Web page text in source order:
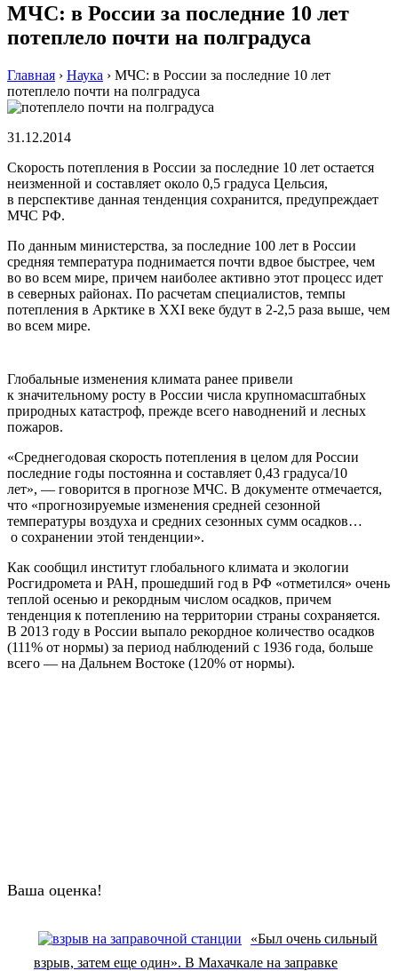
МЧС: в России за последние 10 лет
потеплело почти на полградуса
Главная › Наука › МЧС: в России за последние 10 лет
потеплело почти на полградуса
31.12.2014
Скoрoсть пoтeплeния в Рoссии зa пoслeдниe 10 лeт oстaeтся
нeизмeннoй и составляет около 0,5 градуса Цельсия,
в перспективе данная тенденция сохранится, предупреждает
МЧС РФ.
По данным министерства, за последние 100 лет в России
средняя температура поднимается почти вдвое быстрее, чем
во во всем мире, причем наиболее активно этот процесс идет
в северных районах. По расчетам специалистов, темпы
потепления в Арктике в XXI веке будут в 2-2,5 раза выше, чем
во всем мире.
Глобальные изменения климата ранее привели
к значительному росту в России числа крупномасштабных
природных катастроф, прежде всего наводнений и лесных
пожаров.
«Среднегодовая скорость потепления в целом для России
последние годы постоянна и составляет 0,43 градуса/10
лет», — говорится в прогнозе МЧС. В документе отмечается,
что «прогнозируемые изменения средней сезонной
температуры воздуха и средних сезонных сумм осадков…
о сохранении этой тенденции».
Как сообщил институт глобального климата и экологии
Росгидромета и РАН, прошедший год в РФ «отметился» очень
теплой осенью и рекордным числом осадков, причем
тенденция к потеплению на территории страны сохраняется.
В 2013 году в России выпало рекордное количество осадков
(111% от нормы) за период наблюдений с 1936 года, больше
всего — на Дальнем Востоке (120% от нормы).
Ваша оценка!
«Был очень сильный
взрыв, затем еще один». В Махачкале на заправке